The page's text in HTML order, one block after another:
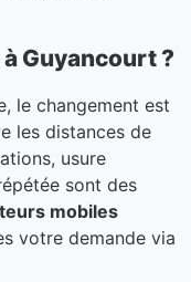
Guyancourt ?
le changement est
les distances de
usure
sont des
mobiles
votre demande via